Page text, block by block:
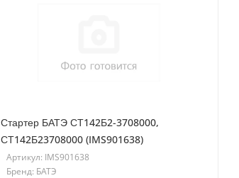
Стартер БАТЭ СТ142Б2-3708000,
СТ142Б23708000 (IMS901638)
Артикул: IMS901638
Бренд: БАТЭ